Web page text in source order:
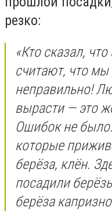
резко:
«Кто сказал,
считают, что мы
неправильно!
вырасти — это
Ошибок не
которые
берёза, клён.
посадили
берёза